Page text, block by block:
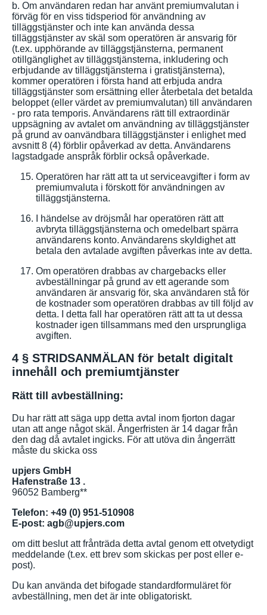
b. Om användaren redan har använt premiumvalutan i
förväg för en viss tidsperiod för användning av
tilläggstjänster och inte kan använda dessa
tilläggstjänster av skäl som operatören är ansvarig för
(t.ex. upphörande av tilläggstjänsterna, permanent
otillgänglighet av tilläggstjänsterna, inkludering och
erbjudande av tilläggstjänsterna i gratistjänsterna),
kommer operatören i första hand att erbjuda andra
tilläggstjänster som ersättning eller återbetala det betalda
beloppet (eller värdet av premiumvalutan) till användaren
- pro rata temporis. Användarens rätt till extraordinär
uppsägning av avtalet om användning av tilläggstjänster
på grund av oanvändbara tilläggstjänster i enlighet med
avsnitt 8 (4) förblir opåverkad av detta. Användarens
lagstadgade anspråk förblir också opåverkade.
Operatören har rätt att ta ut serviceavgifter i form av
premiumvaluta i förskott för användningen av
tilläggstjänsterna.
I händelse av dröjsmål har operatören rätt att
avbryta tilläggstjänsterna och omedelbart spärra
användarens konto. Användarens skyldighet att
betala den avtalade avgiften påverkas inte av detta.
Om operatören drabbas av chargebacks eller
avbeställningar på grund av ett agerande som
användaren är ansvarig för, ska användaren stå för
de kostnader som operatören drabbas av till följd av
detta. I detta fall har operatören rätt att ta ut dessa
kostnader igen tillsammans med den ursprungliga
avgiften.
4 § STRIDSANMÄLAN för betalt digitalt
innehåll och premiumtjänster
Rätt till avbeställning:
Du har rätt att säga upp detta avtal inom fjorton dagar
utan att ange något skäl. Ångerfristen är 14 dagar från
den dag då avtalet ingicks. För att utöva din ångerrätt
måste du skicka oss
upjers GmbH
Hafenstraße 13 .
96052 Bamberg**
Telefon: +49 (0) 951-510908
E-post: agb@upjers.com
om ditt beslut att frånträda detta avtal genom ett otvetydigt
meddelande (t.ex. ett brev som skickas per post eller e-
post).
Du kan använda det bifogade standardformuläret för
avbeställning, men det är inte obligatoriskt.